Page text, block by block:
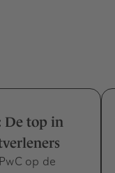
De top in
op de